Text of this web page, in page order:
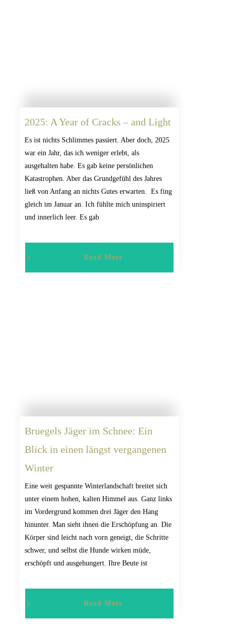
2025: A Year of Cracks – and Light
Es ist nichts Schlimmes passiert. Aber doch, 2025
war ein Jahr, das ich weniger erlebt, als
ausgehalten habe. Es gab keine persönlichen
Katastrophen. Aber das Grundgefühl des Jahres
ließ von Anfang an nichts Gutes erwarten. Es fing
gleich im Januar an. Ich fühlte mich uninspiriert
und innerlich leer. Es gab
Read More
Bruegels Jäger im Schnee: Ein
Blick in einen längst vergangenen
Winter
Eine weit gespannte Winterlandschaft breitet sich
unter einem hohen, kalten Himmel aus. Ganz links
im Vordergrund kommen drei Jäger den Hang
hinunter. Man sieht ihnen die Erschöpfung an. Die
Körper sind leicht nach vorn geneigt, die Schritte
schwer, und selbst die Hunde wirken müde,
erschöpft und ausgehungert. Ihre Beute ist
Read More